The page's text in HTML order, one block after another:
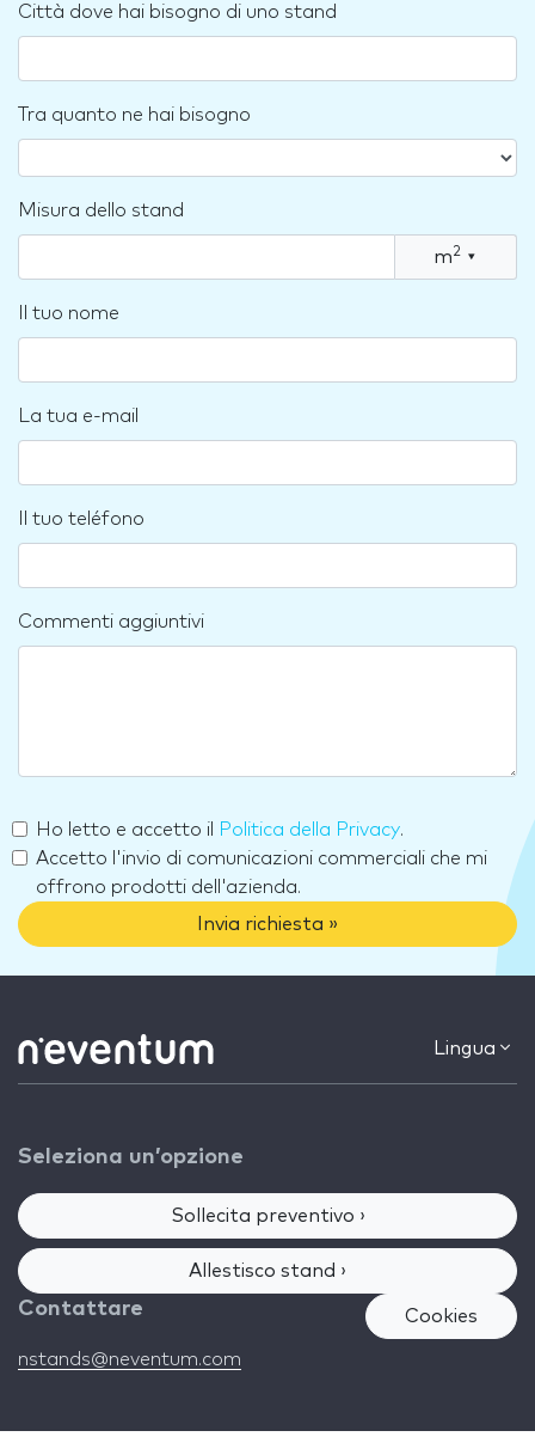
Città dove hai bisogno di uno stand
Tra quanto ne hai bisogno
Misura dello stand
m2 ▾
Il tuo nome
La tua e-mail
Il tuo teléfono
Commenti aggiuntivi
Ho letto e accetto il Politica della Privacy.
Accetto l'invio di comunicazioni commerciali che mi
offrono prodotti dell'azienda.
Invia richiesta »
Lingua
Seleziona un’opzione
Sollecita preventivo ›
Allestisco stand ›
Contattare
nstands@neventum.com
Cookies